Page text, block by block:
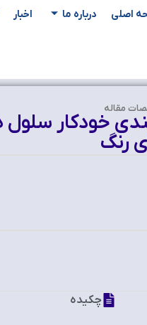
اصلی درباره ما اخبار
مقاله
رنگ
چکیده